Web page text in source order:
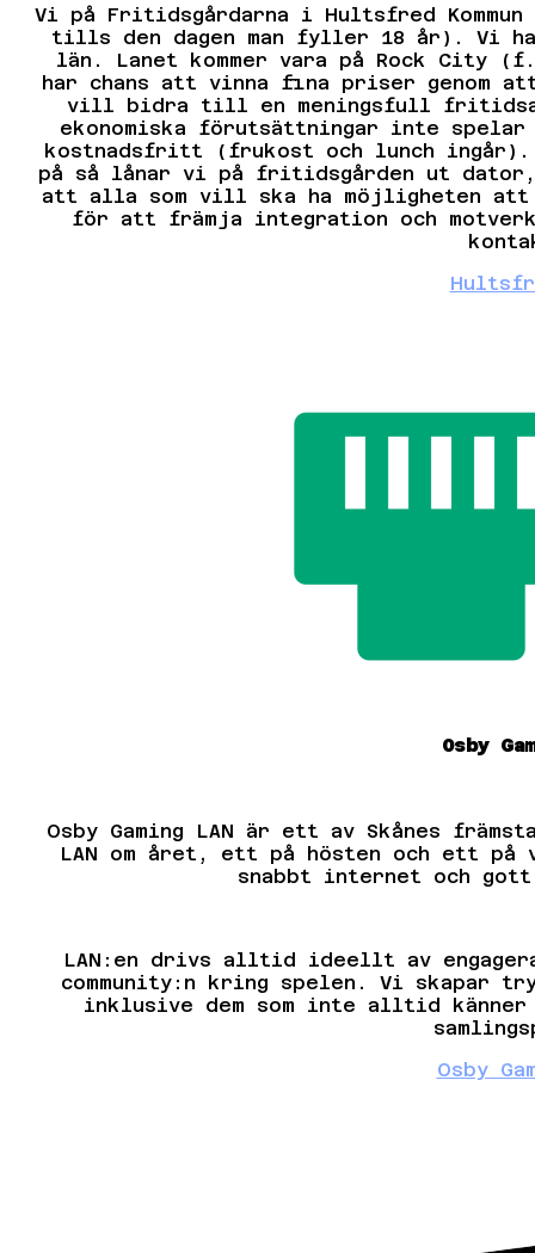
Vi på Fritidsgårdarna i Hultsfred
tills den dagen man fyller 18 år). Vi
län. Lanet kommer vara på Rock City
har chans att vinna fina priser
vill bidra till en meningsfull
ekonomiska förutsättningar inte
kostnadsfritt (frukost och lunch ingår).
på så lånar vi på fritidsgården ut
att alla som vill ska ha möjligheten att
för att främja integration och
Osby
Osby Gaming LAN är ett av Skånes
LAN om året, ett på hösten och ett
snabbt internet och
LAN:en drivs alltid ideellt av
community:n kring spelen. Vi skapar
inklusive dem som inte alltid
Osby